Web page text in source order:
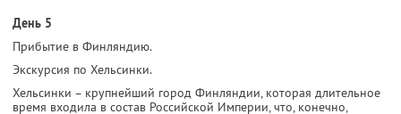
День 5
Прибытие в Финляндию.
Экскурсия по Хельсинки.
Хельсинки – крупнейший город Финляндии, которая длительное
время входила в состав Российской Империи, что, конечно,